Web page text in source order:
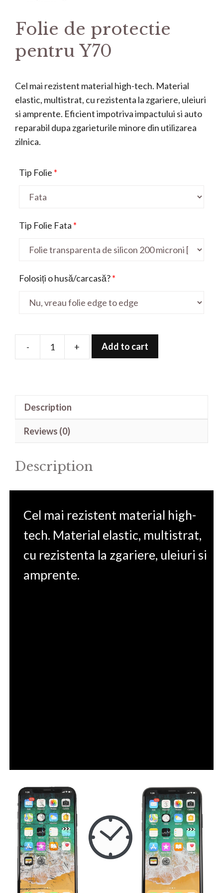
Folie de protectie
pentru Y70
Cel mai rezistent material high-tech. Material
elastic, multistrat, cu rezistenta la zgariere, uleiuri
si amprente. Eficient impotriva impactului si auto
reparabil dupa zgarieturile minore din utilizarea
zilnica.
Tip Folie *
Tip Folie Fata *
Folosiți o husă/carcasă?*
-
Folie
+ Add to cart
Description
Reviews (0)
Description
Cel mai rezistent material high-
tech. Material elastic, multistrat,
cu rezistenta la zgariere, uleiuri si
amprente.